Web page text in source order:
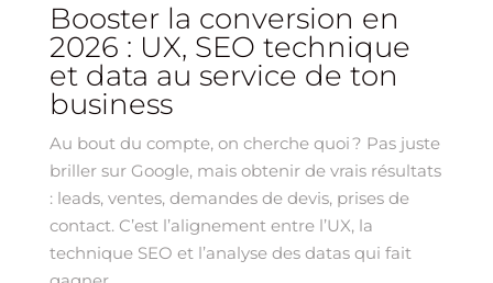
Booster la conversion en
2026 : UX, SEO technique
et data au service de ton
business
Au bout du compte, on cherche quoi ? Pas juste
briller sur Google, mais obtenir de vrais résultats
: leads, ventes, demandes de devis, prises de
contact. C’est l’alignement entre l’UX, la
technique SEO et l’analyse des datas qui fait